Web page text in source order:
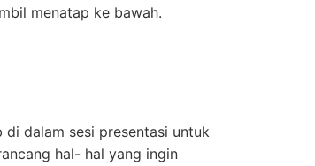
menatap ke bawah.
dalam sesi presentasi untuk
hal- hal yang ingin